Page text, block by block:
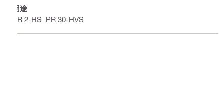
用途
PR 2-HS, PR 30-HVS